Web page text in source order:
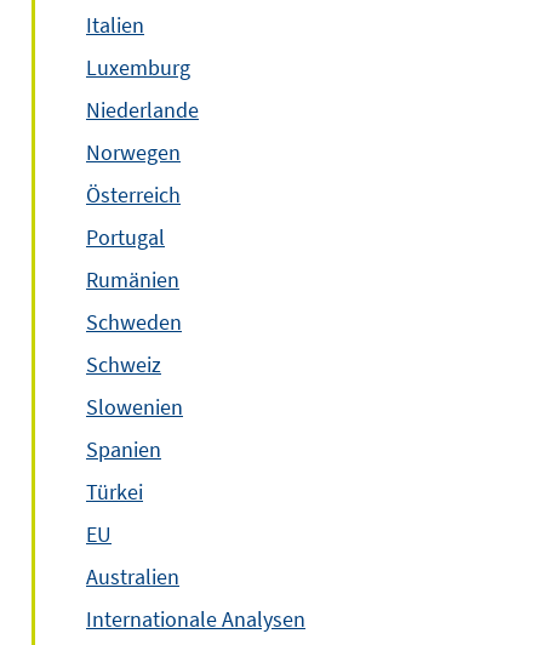
Italien
Luxemburg
Niederlande
Norwegen
Österreich
Portugal
Rumänien
Schweden
Schweiz
Slowenien
Spanien
Türkei
EU
Australien
Internationale Analysen